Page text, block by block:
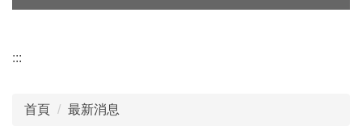
:::
首頁 最新消息